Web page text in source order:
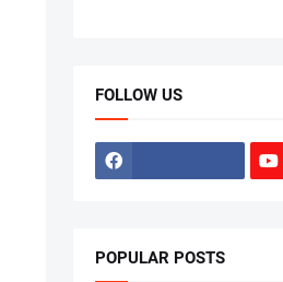
FOLLOW US
POPULAR POSTS